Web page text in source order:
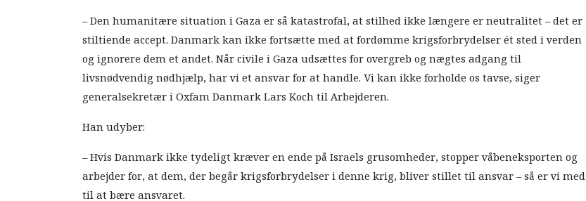
– Den humanitære situation i Gaza er så katastrofal, at stilhed ikke længere er neutralitet – det er
stiltiende accept. Danmark kan ikke fortsætte med at fordømme krigsforbrydelser ét sted i verden
og ignorere dem et andet. Når civile i Gaza udsættes for overgreb og nægtes adgang til
livsnødvendig nødhjælp, har vi et ansvar for at handle. Vi kan ikke forholde os tavse, siger
generalsekretær i Oxfam Danmark Lars Koch til Arbejderen.
Han udyber:
– Hvis Danmark ikke tydeligt kræver en ende på Israels grusomheder, stopper våbeneksporten og
arbejder for, at dem, der begår krigsforbrydelser i denne krig, bliver stillet til ansvar – så er vi med
til at bære ansvaret.